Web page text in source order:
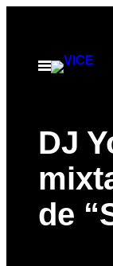
contentOpen
DJ
de